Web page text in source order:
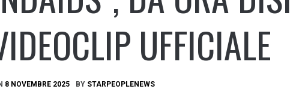
UFFICIALE
8 NOVEMBRE 2025 BY STARPEOPLENEWS